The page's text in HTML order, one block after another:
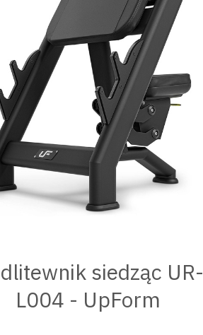
siedząc UR-
L004 - UpForm